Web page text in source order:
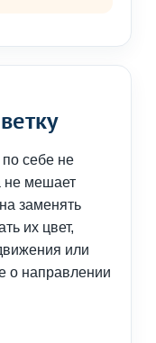
себе не
не мешает
заменять
их цвет,
или
о направлении